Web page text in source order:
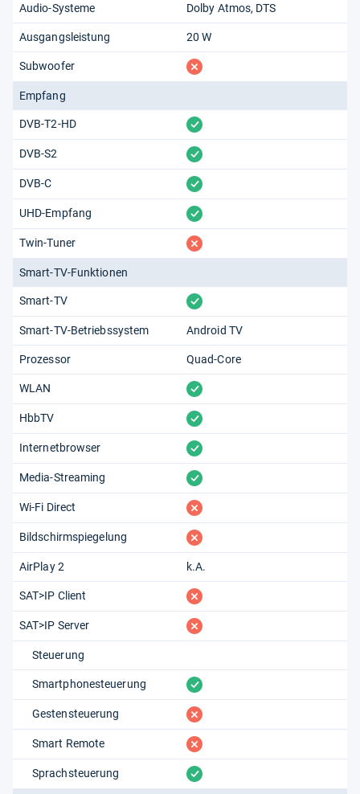
Audio-Systeme Dolby Atmos DTS
Ausgangsleistung 20 W
Subwoofer fehlt
Empfang
DVB-T2-HD vorhanden
DVB-S2 vorhanden
DVB-C vorhanden
UHD-Empfang vorhanden
Twin-Tuner fehlt
Smart-TV-Funktionen
Smart-TV vorhanden
Smart-TV-Betriebssystem Android TV
Prozessor Quad-Core
WLAN vorhanden
HbbTV vorhanden
Internetbrowser vorhanden
Media-Streaming vorhanden
Wi-Fi Direct fehlt
Bildschirmspiegelung fehlt
AirPlay 2 k.A.
SAT>IP Client fehlt
SAT>IP Server fehlt
Steuerung
Smartphonesteuerung vorhanden
Gestensteuerung fehlt
Smart Remote fehlt
Sprachsteuerung vorhanden